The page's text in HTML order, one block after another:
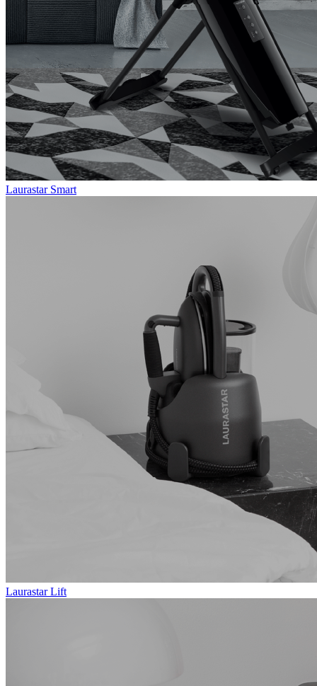
Laurastar Smart
Laurastar Lift